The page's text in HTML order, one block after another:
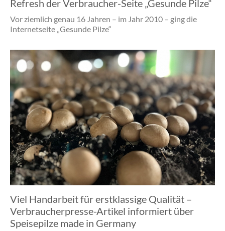
Refresh der Verbraucher-Seite „Gesunde Pilze“
Vor ziemlich genau 16 Jahren – im Jahr 2010 – ging die
Internetseite „Gesunde Pilze“
Viel Handarbeit für erstklassige Qualität –
Verbraucherpresse-Artikel informiert über
Speisepilze made in Germany